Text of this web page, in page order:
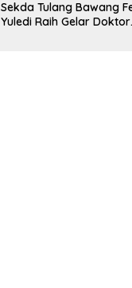
Sekda Tulang Bawang
Yuledi Raih Gelar Doktor